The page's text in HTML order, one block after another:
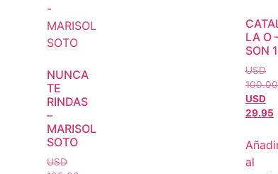
NUNCA
TE
RINDAS
–
MARISOL
SOTO
USD
LA O
SON
USD
100.00
USD
29.95
al